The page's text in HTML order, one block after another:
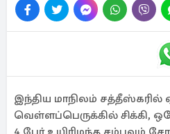
இந்திய மாநிலம் சத்தீஸ்கரில்
வெள்ளப்பெருக்கில் சிக்கி,